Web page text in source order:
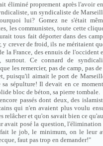
éliminé proprement après l'avoir
un syndicaliste de
lui? Gomez ne s'était
les communistes, toute cette
tous fait déporter dans des
y crever de froid, ils ne méritaient
la France, des ennuis de l'occident
surtout. Ce connard de
les remercier, pas de camp, pas
puisqu'il aimait le port de
sépulture! Il devait en ce
bloc de béton, sa pierre tombale.
passés dont deux, des
qui n'en avaient plus voulu
relâcher et qu'on savait bien ce
avait posé la question, l'élimination
le job, le minimum, on le leur
faut pas trop en demander!"